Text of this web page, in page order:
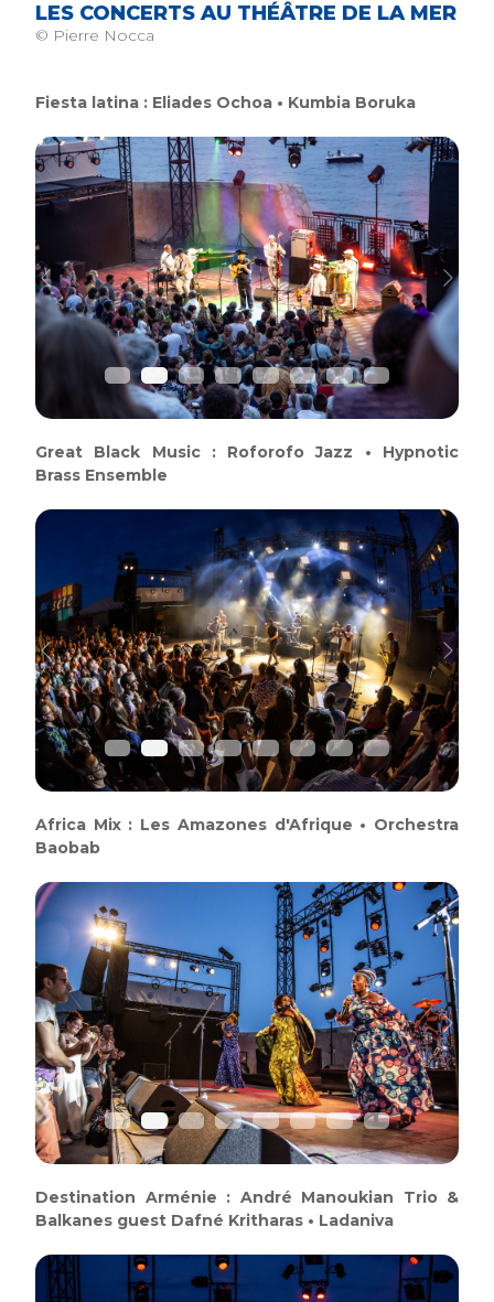
LES CONCERTS AU THÉÂTRE DE LA MER
© Pierre Nocca
Fiesta latina : Eliades Ochoa • Kumbia Boruka
Previous Next
Great Black Music : Roforofo Jazz • Hypnotic
Brass Ensemble
Previous Next
Africa Mix : Les Amazones d'Afrique • Orchestra
Baobab
Previous Next
Destination Arménie : André Manoukian Trio &
Balkanes guest Dafné Kritharas • Ladaniva